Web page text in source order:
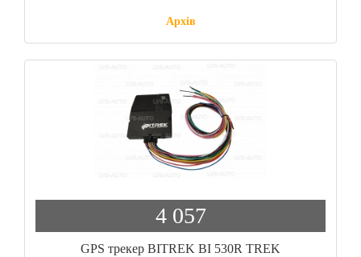
Архів
4 057
GPS трекер BITREK BI 530R TREK